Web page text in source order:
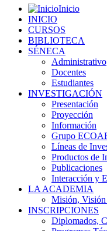
Inicio
INICIO
CURSOS
BIBLIOTECA
SÉNECA
Administrativo
Docentes
Estudiantes
INVESTIGACIÓN
Presentación
Proyección
Información
Grupo
Líneas de
Productos de
Publicaciones
Interacción y
LA ACADEMIA
Misión, Visión
INSCRIPCIONES
Diplomados,